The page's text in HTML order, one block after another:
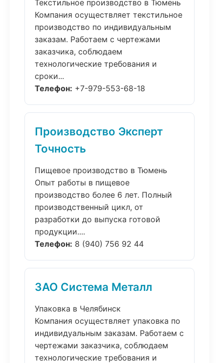
Текстильное производство в Тюмень
Компания осуществляет текстильное
производство по индивидуальным
заказам. Работаем с чертежами
заказчика, соблюдаем
технологические требования и
сроки...
Телефон: +7-979-553-68-18
Производство Эксперт
Точность
Пищевое производство в Тюмень
Опыт работы в пищевое
производство более 6 лет. Полный
производственный цикл, от
разработки до выпуска готовой
продукции....
Телефон: 8 (940) 756 92 44
ЗАО Система Металл
Упаковка в Челябинск
Компания осуществляет упаковка по
индивидуальным заказам. Работаем с
чертежами заказчика, соблюдаем
технологические требования и